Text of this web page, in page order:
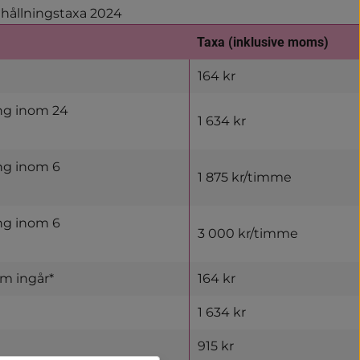
2024
Taxa (inklusive moms)
164 kr
inom 24
1 634 kr
inom 6
1 875 kr/timme
inom 6
3 000 kr/timme
ingår* 164 kr
1 634 kr
915 kr